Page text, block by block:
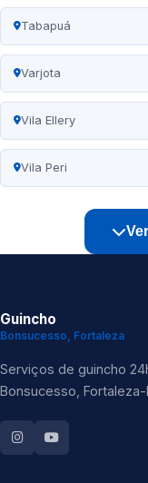
Tabapuá
Varjota
Vila Ellery
Vila Peri
Guincho
Bonsucesso, Fortaleza
Serviços de guincho
Bonsucesso, Fortaleza-